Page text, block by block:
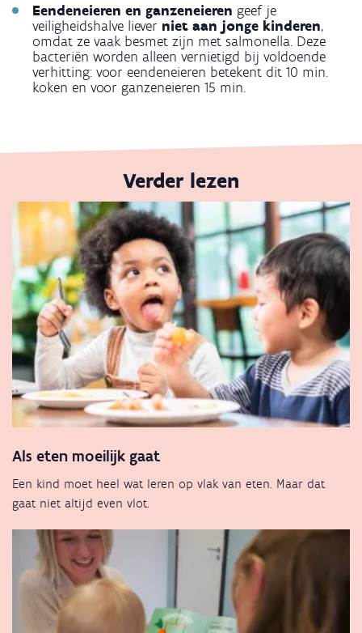
Eendeneieren en ganzeneieren geef je
veiligheidshalve liever niet aan jonge kinderen,
omdat ze vaak besmet zijn met salmonella. Deze
bacteriën worden alleen vernietigd bij voldoende
verhitting: voor eendeneieren betekent dit 10 min.
koken en voor ganzeneieren 15 min.
Verder lezen
Als eten moeilijk gaat
Een kind moet heel wat leren op vlak van eten. Maar dat
gaat niet altijd even vlot.